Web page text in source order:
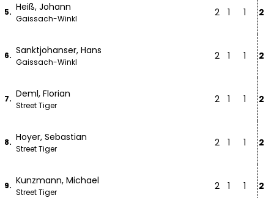
5. Heiß, Johann
Gaissach-Winkl
2 1 1 2
6. Sanktjohanser, Hans
Gaissach-Winkl
2 1 1 2
7. Deml, Florian
Street Tiger
2 1 1 2
8. Hoyer, Sebastian
Street Tiger
2 1 1 2
9. Kunzmann, Michael
Street Tiger
2 1 1 2